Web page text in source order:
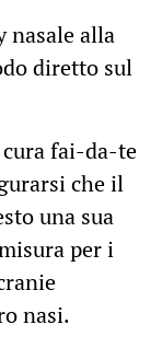
nasale alla
diretto sul
fai-da-te
che il
una sua
per i
nasi.